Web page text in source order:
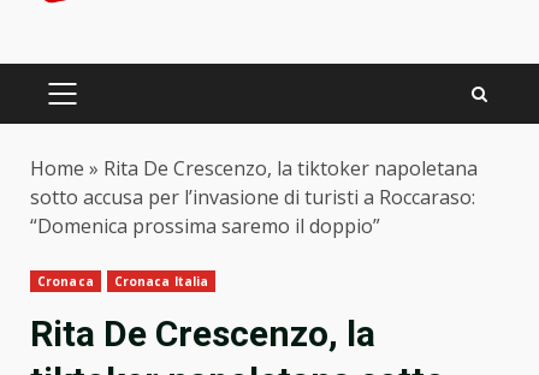
PRIMARY
Home » Rita De Crescenzo, la tiktoker napoletana
sotto accusa per l’invasione di turisti a Roccaraso:
“Domenica prossima saremo il doppio”
Cronaca Cronaca Italia
Rita De Crescenzo, la